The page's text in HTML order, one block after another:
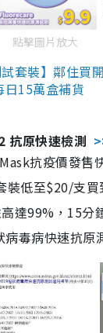
點擊圖片放大
套裝】鄰住買
日15萬盒補貨
抗原快速檢測
抗疫價發售
裝低至$20/支
達99%，15分
毒病快速抗原